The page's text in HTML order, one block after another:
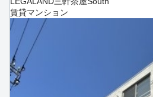
賃貸マンション